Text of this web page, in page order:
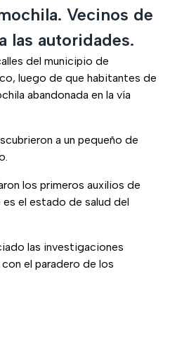
Vecinos de
las autoridades.
del municipio de
luego de que habitantes de
abandonada en la vía
a un pequeño de
los primeros auxilios de
el estado de salud del
las investigaciones
el paradero de los